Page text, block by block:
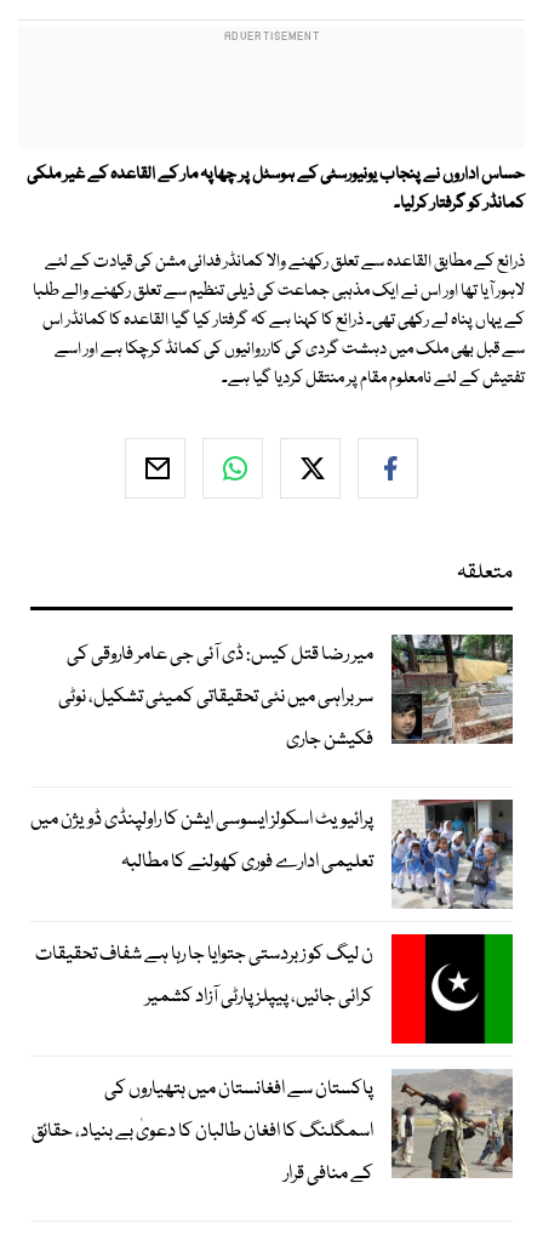
حساس اداروں نے پنجاب یونیورسٹی کے ہوسٹل پر چھاپہ مار کے القاعدہ کے غیر ملکی
کمانڈر کو گرفتار کرلیا۔
ذرائع کے مطابق القاعدہ سے تعلق رکھنے والا کمانڈر فدائی مشن کی قیادت کے لئے
لاہور آیا تھا اور اس نے ایک مذہبی جماعت کی ذیلی تنظیم سے تعلق رکھنے والے طلبا
کے یہاں پناہ لے رکھی تھی۔ ذرائع کا کہنا ہے کہ گرفتار کیا گیا القاعدہ کا کمانڈر اس
سے قبل بھی ملک میں دہشت گردی کی کارروائیوں کی کمانڈ کرچکا ہے اور اسے
تفتیش کے لئے نامعلوم مقام پر منتقل کردیا گیا ہے۔
متعلقہ
میر رضا قتل کیس: ڈی آئی جی عامر فاروقی کی
سربراہی میں نئی تحقیقاتی کمیٹی تشکیل، نوٹی
فکیشن جاری
پرائیویٹ اسکولز ایسوسی ایشن کا راولپنڈی ڈویژن میں
تعلیمی ادارے فوری کھولنے کا مطالبہ
ن لیگ کو زبردستی جتوایا جا رہا ہے شفاف تحقیقات
کرائی جائیں، پیپلز پارٹی آزاد کشمیر
پاکستان سے افغانستان میں ہتھیاروں کی
اسمگلنگ کا افغان طالبان کا دعویٰ بے بنیاد، حقائق
کے منافی قرار